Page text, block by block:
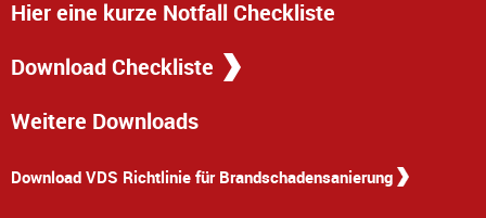
Hier eine kurze Notfall Checkliste
Download Checkliste
Weitere Downloads
Download VDS Richtlinie für Brandschadensanierung